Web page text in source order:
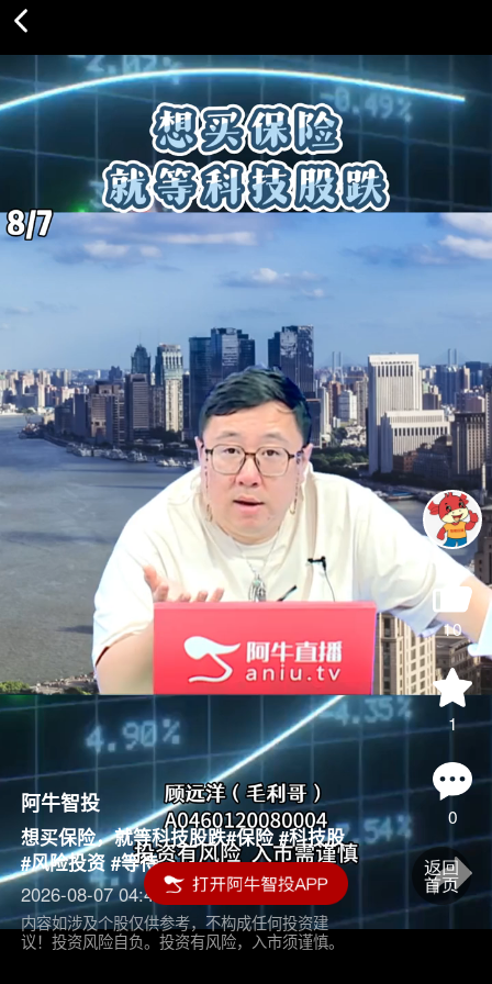
10
1
0
阿牛智投
想买保险，就等科技股跌#保险 #科技股
#风险投资 #等待
2026-08-07 04:45
内容如涉及个股仅供参考，不构成任何投资建
议！投资风险自负。投资有风险，入市须谨慎。